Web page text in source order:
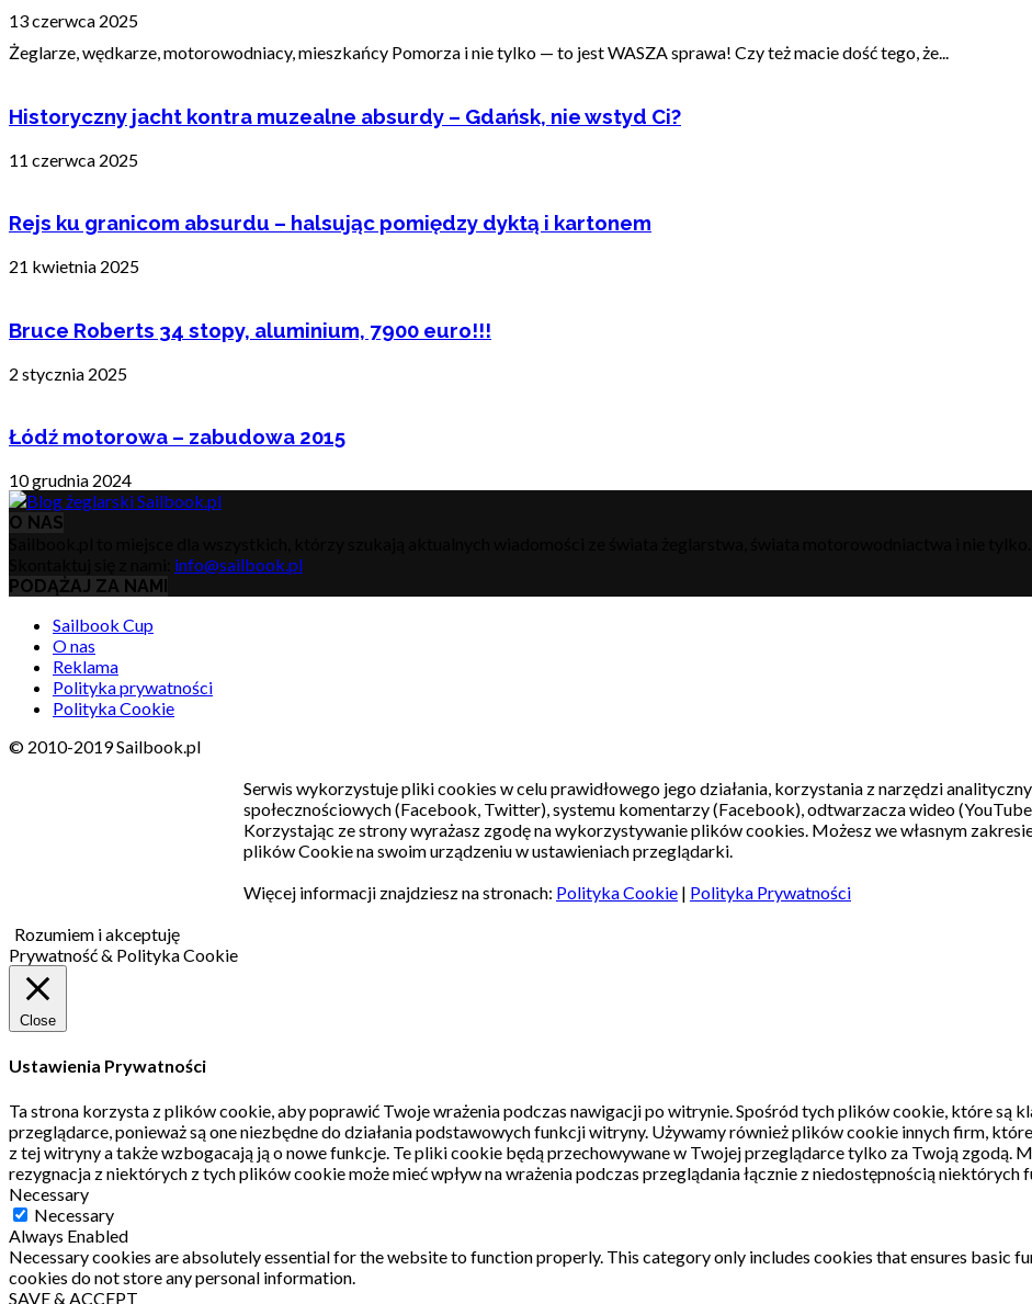
13 czerwca 2025
Żeglarze, wędkarze, motorowodniacy, mieszkańcy Pomorza i nie tylko — to jest WASZA sprawa! Czy też macie dość tego, że...
Historyczny jacht kontra muzealne absurdy – Gdańsk, nie wstyd Ci?
11 czerwca 2025
Rejs ku granicom absurdu – halsując pomiędzy dyktą i kartonem
21 kwietnia 2025
Bruce Roberts 34 stopy, aluminium, 7900 euro!!!
2 stycznia 2025
Łódź motorowa – zabudowa 2015
10 grudnia 2024
O NAS
info@sailbook.pl
PODĄŻAJ ZA NAMI
Sailbook Cup
O nas
Reklama
Polityka prywatności
Polityka Cookie
© 2010-2019 Sailbook.pl
Serwis wykorzystuje pliki cookies w celu prawidłowego jego działania, korzystania z narzędzi
społecznościowych (Facebook, Twitter), systemu komentarzy (Facebook), odtwarzacza wideo
Korzystając ze strony wyrażasz zgodę na wykorzystywanie plików cookies. Możesz we własnym
plików Cookie na swoim urządzeniu w ustawieniach przeglądarki.
Więcej informacji znajdziesz na stronach: Polityka Cookie | Polityka Prywatności
Rozumiem i akceptuję
Prywatność & Polityka Cookie
Close
Ustawienia Prywatności
Ta strona korzysta z plików cookie, aby poprawić Twoje wrażenia podczas nawigacji po witrynie. Spośród tych plików cookie, które są
przeglądarce, ponieważ są one niezbędne do działania podstawowych funkcji witryny. Używamy również plików cookie innych firm,
z tej witryny a także wzbogacają ją o nowe funkcje. Te pliki cookie będą przechowywane w Twojej przeglądarce tylko za Twoją zgodą.
rezygnacja z niektórych z tych plików cookie może mieć wpływ na wrażenia podczas przeglądania łącznie z niedostępnością niektórych
Necessary
Necessary
Always Enabled
Necessary cookies are absolutely essential for the website to function properly. This category only includes cookies that ensures basic
cookies do not store any personal information.
SAVE & ACCEPT